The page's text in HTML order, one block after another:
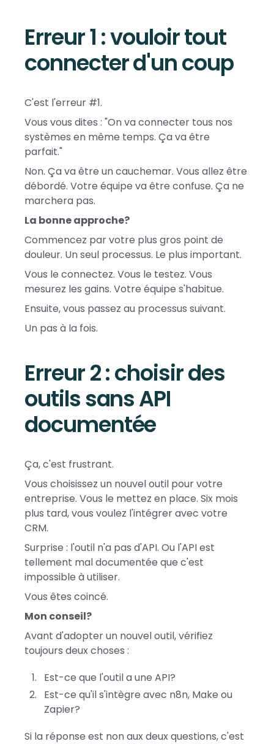
Erreur 1 : vouloir tout
connecter d'un coup
C'est l'erreur #1.
Vous vous dites : "On va connecter tous nos
systèmes en même temps. Ça va être
parfait."
Non. Ça va être un cauchemar. Vous allez être
débordé. Votre équipe va être confuse. Ça ne
marchera pas.
La bonne approche?
Commencez par votre plus gros point de
douleur. Un seul processus. Le plus important.
Vous le connectez. Vous le testez. Vous
mesurez les gains. Votre équipe s'habitue.
Ensuite, vous passez au processus suivant.
Un pas à la fois.
Erreur 2 : choisir des
outils sans API
documentée
Ça, c'est frustrant.
Vous choisissez un nouvel outil pour votre
entreprise. Vous le mettez en place. Six mois
plus tard, vous voulez l'intégrer avec votre
CRM.
Surprise : l'outil n'a pas d'API. Ou l'API est
tellement mal documentée que c'est
impossible à utiliser.
Vous êtes coincé.
Mon conseil?
Avant d'adopter un nouvel outil, vérifiez
toujours deux choses :
Est-ce que l'outil a une API?
Est-ce qu'il s'intègre avec n8n, Make ou
Zapier?
Si la réponse est non aux deux questions, c'est